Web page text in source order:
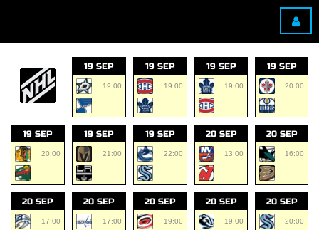
19 SEP
19:00
19 SEP
19:00
19 SEP
19:00
19 SEP
20:00
19 SEP
20:00
19 SEP
21:00
19 SEP
22:00
20 SEP
13:00
20 SEP
16:00
20 SEP
17:00
20 SEP
17:00
20 SEP
19:00
20 SEP
19:00
20 SEP
20:00